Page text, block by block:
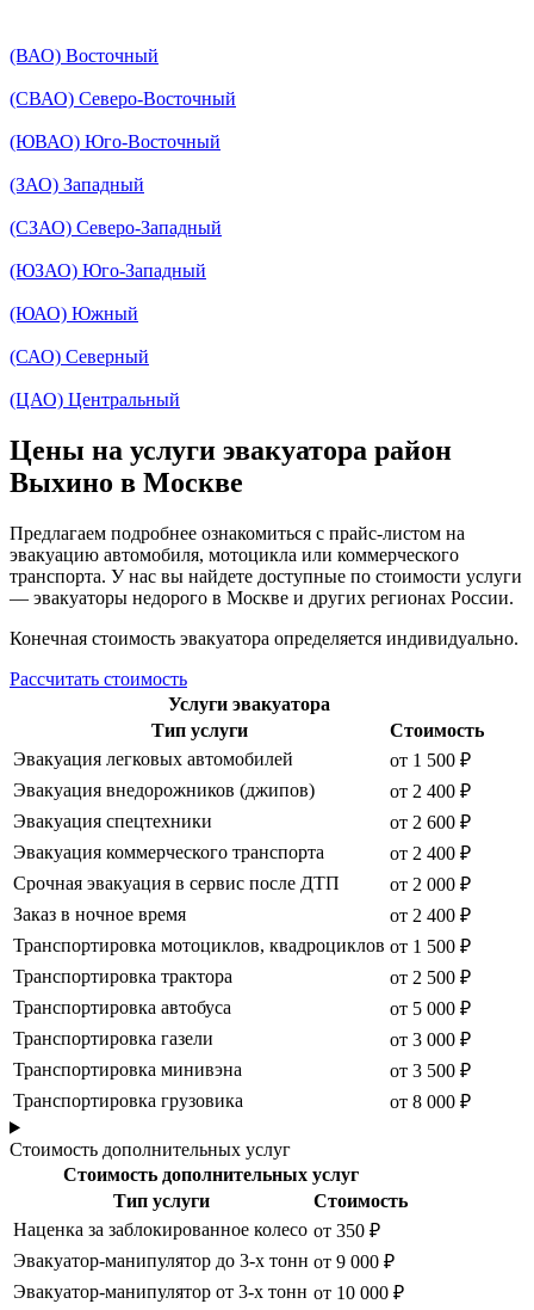
(ВАО) Восточный
(СВАО) Северо-Восточный
(ЮВАО) Юго-Восточный
(ЗАО) Западный
(СЗАО) Северо-Западный
(ЮЗАО) Юго-Западный
(ЮАО) Южный
(САО) Северный
(ЦАО) Центральный
Цены на услуги эвакуатора район
Выхино в Москве
Предлагаем подробнее ознакомиться с прайс-листом на
эвакуацию автомобиля, мотоцикла или коммерческого
транспорта. У нас вы найдете доступные по стоимости услуги
— эвакуаторы недорого в Москве и других регионах России.
Конечная стоимость эвакуатора определяется индивидуально.
Рассчитать стоимость
Услуги эвакуатора
Тип услуги
Стоимость
Эвакуация легковых автомобилей
от 1 500 ₽
Эвакуация внедорожников (джипов)
от 2 400 ₽
Эвакуация спецтехники
от 2 600 ₽
Эвакуация коммерческого транспорта
от 2 400 ₽
Срочная эвакуация в сервис после ДТП
от 2 000 ₽
Заказ в ночное время
от 2 400 ₽
Транспортировка мотоциклов, квадроциклов от 1 500 ₽
Транспортировка трактора
от 2 500 ₽
Транспортировка автобуса
от 5 000 ₽
Транспортировка газели
от 3 000 ₽
Транспортировка минивэна
от 3 500 ₽
Транспортировка грузовика
от 8 000 ₽
Стоимость дополнительных услуг
Стоимость дополнительных услуг
Тип услуги
Стоимость
Наценка за заблокированное колесо от 350 ₽
Эвакуатор-манипулятор до 3-х тонн от 9 000 ₽
Эвакуатор-манипулятор от 3-х тонн от 10 000 ₽